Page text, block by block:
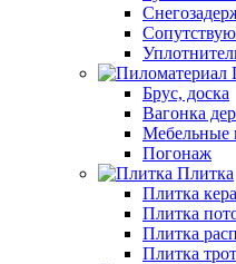
Брус, доска
Вагонка
Погонаж
Плитка
Плитка
Плитка
Плитка
Плитка